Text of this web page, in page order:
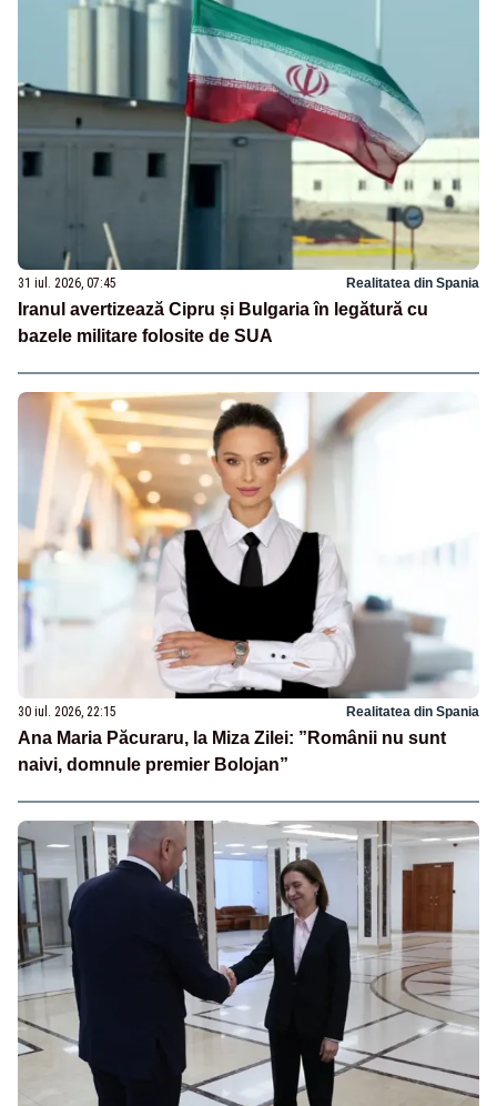
31 iul. 2026, 07:45 Realitatea din Spania
Iranul avertizează Cipru și Bulgaria în legătură cu
bazele militare folosite de SUA
30 iul. 2026, 22:15 Realitatea din Spania
Ana Maria Păcuraru, la Miza Zilei: ”Românii nu sunt
naivi, domnule premier Bolojan”